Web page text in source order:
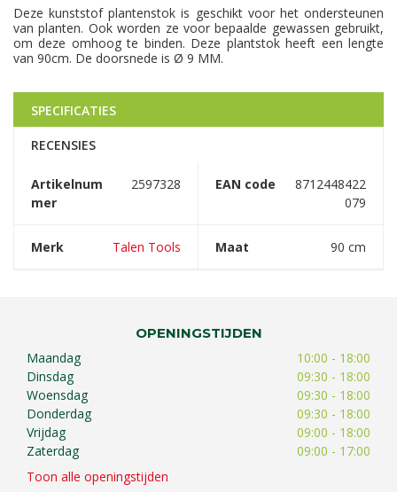
Deze kunststof plantenstok is geschikt voor het ondersteunen
van planten. Ook worden ze voor bepaalde gewassen gebruikt,
om deze omhoog te binden. Deze plantstok heeft een lengte
van 90cm. De doorsnede is Ø 9 MM.
SPECIFICATIES
RECENSIES
Artikelnum
mer
2597328 EAN code
8712448422
079
Merk Talen Tools Maat 90 cm
OPENINGSTIJDEN
Maandag
10:00 - 18:00
Dinsdag
09:30 - 18:00
Woensdag
09:30 - 18:00
Donderdag
09:30 - 18:00
Vrijdag
09:00 - 18:00
Zaterdag
09:00 - 17:00
Toon alle openingstijden